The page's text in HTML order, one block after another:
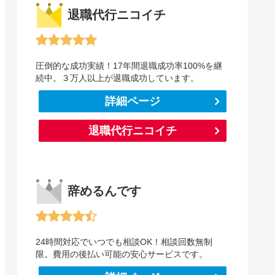
退職代行ニコイチ
圧倒的な成功実績！17年間退職成功率100%を継
続中。３万人以上が退職成功しています。
詳細ページ
退職代行ニコイチ
辞めるんです
24時間対応でいつでも相談OK！相談回数無制
限。費用の後払い可能の安心サービスです。